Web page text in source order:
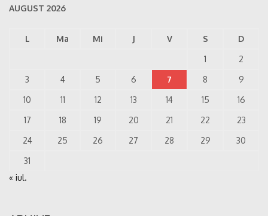
AUGUST 2026
L Ma Mi J V S
D
1
2
3
4 5 6 7 8
9
10
11 12 13 14 15
16
17
18 19 20 21 22
23
24
25 26 27 28 29
30
31
« iul.